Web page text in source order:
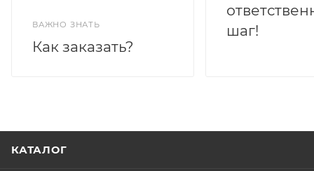
ВАЖНО ЗНАТЬ
Как заказать?
шаг!
КАТАЛОГ